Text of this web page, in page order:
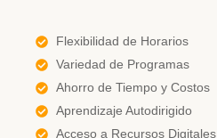
Flexibilidad de Horarios
Variedad de Programas
Ahorro de Tiempo y Costos
Aprendizaje Autodirigido
Acceso a Recursos Digitales